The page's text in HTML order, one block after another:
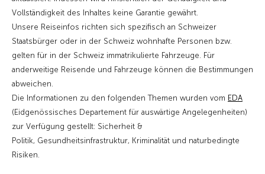
Vollständigkeit des Inhaltes keine Garantie gewährt.
Unsere Reiseinfos richten sich spezifisch an Schweizer
Staatsbürger oder in der Schweiz wohnhafte Personen bzw.
gelten für in der Schweiz immatrikulierte Fahrzeuge. Für
anderweitige Reisende und Fahrzeuge können die Bestimmungen
abweichen.
Die Informationen zu den folgenden Themen wurden vom EDA
(Eidgenössisches Departement für auswärtige Angelegenheiten)
zur Verfügung gestellt: Sicherheit &
Politik, Gesundheitsinfrastruktur, Kriminalität und naturbedingte
Risiken.